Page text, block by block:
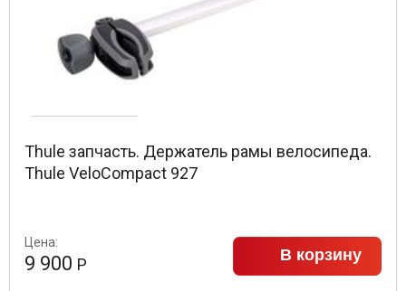
Thule запчасть. Держатель рамы велосипеда.
Thule VeloCompact 927
Цена:
9 900 Р В корзину